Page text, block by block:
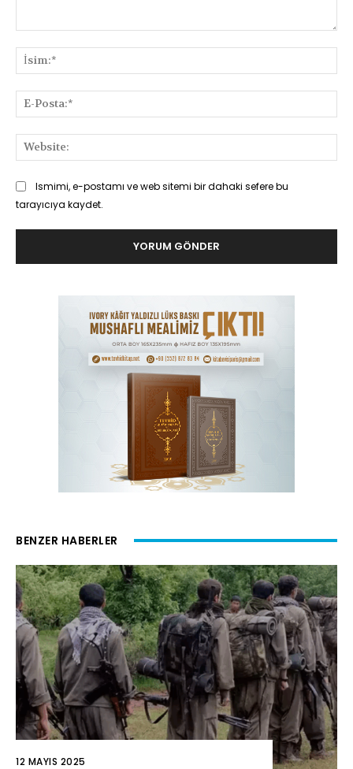
Ismimi, e-postamı ve web sitemi bir dahaki sefere bu
tarayıcıya kaydet.
BENZER HABERLER
12 MAYIS 2025